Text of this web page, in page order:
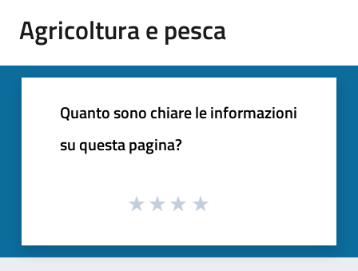
Agricoltura e pesca
Quanto sono chiare le informazioni
su questa pagina?